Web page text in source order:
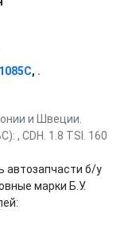
, .
и Швеции.
, CDH. 1.8 TSI. 160
автозапчасти б/у
марки Б.У.